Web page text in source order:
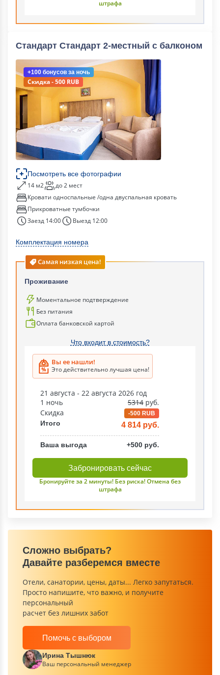
штрафа
Стандарт Стандарт 2-местный с балконом
+100 бонусов за ночь
Скидка - 500 RUB
Посмотреть все фотографии
14 м2
до 2 мест
Кровати односпальные /одна двуспальная кровать
Прикроватные тумбочки
Заезд 14:00
Выезд 12:00
Комплектация номера
Самая низкая цена!
Проживание
Моментальное подтверждение
Без питания
Оплата банковской картой
Что входит в стоимость?
Вы ее нашли!
Это действительно лучшая цена!
21 августа - 22 августа 2026 год
1 ночь
5314 руб.
Скидка
-500 RUB
Итого 4 814 руб.
Ваша выгода +500 руб.
Забронировать сейчас
Бронируйте за 2 минуты! Без риска! Отмена без
штрафа
Сложно выбрать?
Давайте разберемся вместе
Отели, санатории, цены, даты... Легко запутаться.
Просто напишите, что важно, и получите
персональный
расчет без лишних забот
Помочь с выбором
Ирина Тышнюк
Ваш персональный менеджер